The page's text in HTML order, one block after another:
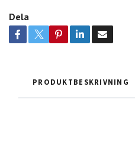
Dela
PRODUKTBESKRIVNING